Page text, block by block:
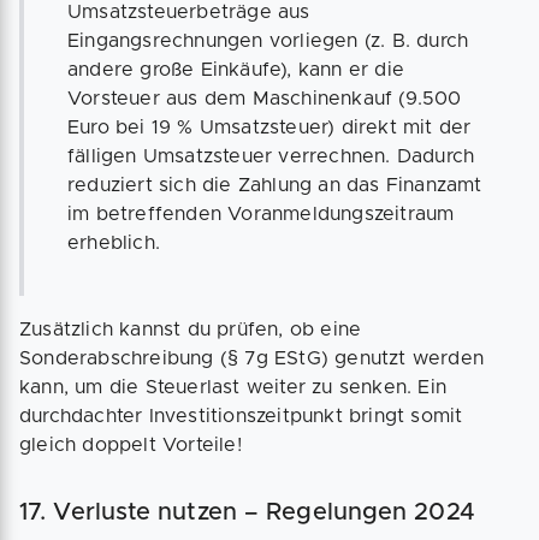
Umsatzsteuerbeträge aus
Eingangsrechnungen vorliegen (z. B. durch
andere große Einkäufe), kann er die
Vorsteuer aus dem Maschinenkauf (9.500
Euro bei 19 % Umsatzsteuer) direkt mit der
fälligen Umsatzsteuer verrechnen. Dadurch
reduziert sich die Zahlung an das Finanzamt
im betreffenden Voranmeldungszeitraum
erheblich.
Zusätzlich kannst du prüfen, ob eine
Sonderabschreibung (§ 7g EStG) genutzt werden
kann, um die Steuerlast weiter zu senken. Ein
durchdachter Investitionszeitpunkt bringt somit
gleich doppelt Vorteile!
17. Verluste nutzen – Regelungen 2024